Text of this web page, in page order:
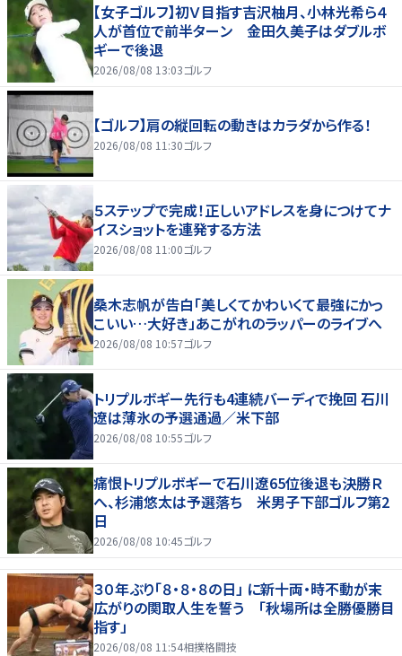
【女子ゴルフ】初Ｖ目指す吉沢柚月、小林光希ら４
人が首位で前半ターン 金田久美子はダブルボ
ギーで後退
2026/08/08 13:03ゴルフ
【ゴルフ】肩の縦回転の動きはカラダから作る！
2026/08/08 11:30ゴルフ
５ステップで完成！正しいアドレスを身につけてナ
イスショットを連発する方法
2026/08/08 11:00ゴルフ
桑木志帆が告白「美しくてかわいくて最強にかっ
こいい…大好き」あこがれのラッパーのライブへ
2026/08/08 10:57ゴルフ
トリプルボギー先行も4連続バーディで挽回 石川
遼は薄氷の予選通過／米下部
2026/08/08 10:55ゴルフ
痛恨トリプルボギーで石川遼65位後退も決勝Ｒ
へ、杉浦悠太は予選落ち 米男子下部ゴルフ第2
日
2026/08/08 10:45ゴルフ
３０年ぶり「８・８・８の日」 に新十両・時不動が末
広がりの関取人生を誓う 「秋場所は全勝優勝目
指す」
2026/08/08 11:54相撲格闘技